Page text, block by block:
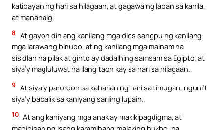
katibayan ng hari sa hilagaan, at gagawa ng laban sa kanila,
at mananaig.
8 At gayon din ang kanilang mga dios sangpu ng kanilang
mga larawang binubo, at ng kanilang mga mainam na
sisidlan na pilak at ginto ay dadalhing samsam sa Egipto; at
siya’y magluluwat na ilang taon kay sa hari sa hilagaan.
9 At siya’y paroroon sa kaharian ng hari sa timugan, nguni’t
siya’y babalik sa kaniyang sariling lupain.
10 At ang kaniyang mga anak ay makikipagdigma, at